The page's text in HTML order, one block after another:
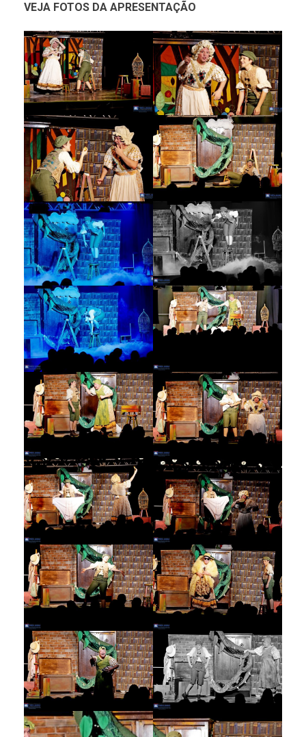
VEJA FOTOS DA APRESENTAÇÃO